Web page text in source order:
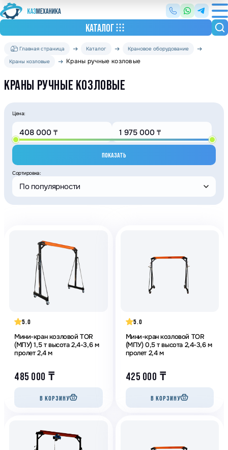
КАТАЛОГ
Главная страница Каталог
Крановое оборудование
Краны козловые
Краны ручные козловые
КРАНЫ РУЧНЫЕ КОЗЛОВЫЕ
Цена:
ПОКАЗАТЬ
Сортировка:
По популярности
5.0
Мини-кран козловой TOR
(МПУ) 1,5 т высота 2,4-3,6 м
пролет 2,4 м
485 000 ₸
В КОРЗИНУ
5.0
Мини-кран козловой TOR
(МПУ) 0,5 т высота 2,4-3,6 м
пролет 2,4 м
425 000 ₸
В КОРЗИНУ